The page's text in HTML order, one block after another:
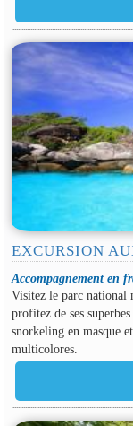
EXCURSION
Accompagnement en
Visitez le parc national
profitez de ses
snorkeling en masque
multicolores.